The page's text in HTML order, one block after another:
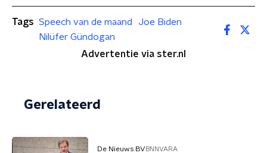
Tags Speech van de maand
Joe Biden
Nilüfer Gündogan
Advertentie via ster.nl
Gerelateerd
De Nieuws BV BNNVARA